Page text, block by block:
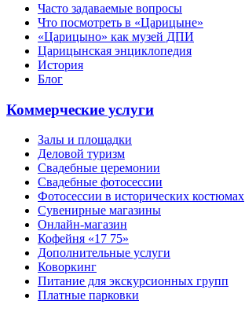
Часто задаваемые вопросы
Что посмотреть в «Царицыне»
«Царицыно» как музей ДПИ
Царицынская энциклопедия
История
Блог
Коммерческие услуги
Залы и площадки
Деловой туризм
Свадебные церемонии
Свадебные фотосессии
Фотосессии в исторических костюмах
Сувенирные магазины
Онлайн-магазин
Кофейня «17 75»
Дополнительные услуги
Коворкинг
Питание для экскурсионных групп
Платные парковки